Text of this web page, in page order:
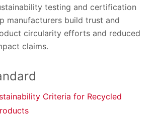
testing and certification
manufacturers build trust and
circularity efforts and reduced
claims.
Criteria for Recycled